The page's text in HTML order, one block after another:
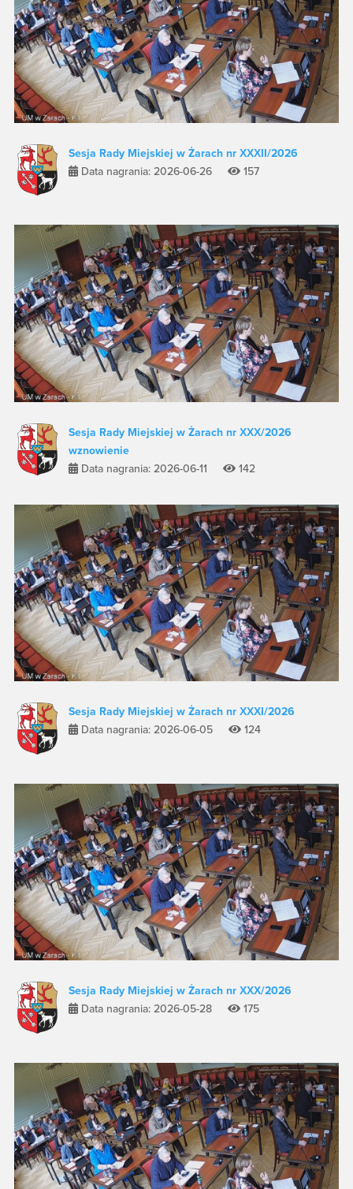
Sesja Rady Miejskiej w Żarach nr XXXII/2026
Data nagrania: 2026-06-26
157
Sesja Rady Miejskiej w Żarach nr XXX/2026
wznowienie
Data nagrania: 2026-06-11
142
Sesja Rady Miejskiej w Żarach nr XXXI/2026
Data nagrania: 2026-06-05
124
Sesja Rady Miejskiej w Żarach nr XXX/2026
Data nagrania: 2026-05-28
175